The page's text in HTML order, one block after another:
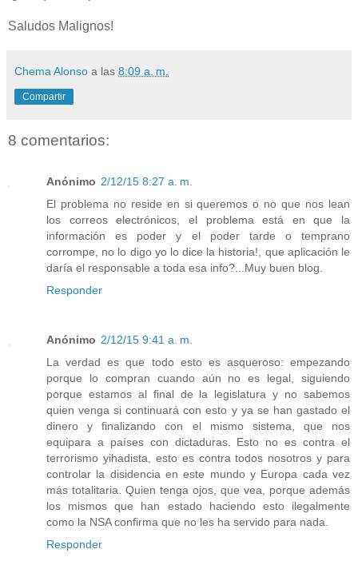
Saludos Malignos!
Chema Alonso a las 8:09 a. m.
Compartir
8 comentarios:
Anónimo 2/12/15 8:27 a. m.
El problema no reside en si queremos o no que nos lean
los correos electrónicos, el problema está en que la
información es poder y el poder tarde o temprano
corrompe, no lo digo yo lo dice la historia!, que aplicación le
daría el responsable a toda esa info?...Muy buen blog.
Responder
Anónimo 2/12/15 9:41 a. m.
La verdad es que todo esto es asqueroso: empezando
porque lo compran cuando aún no es legal, siguiendo
porque estamos al final de la legislatura y no sabemos
quien venga si continuará con esto y ya se han gastado el
dinero y finalizando con el mismo sistema, que nos
equipara a países con dictaduras. Esto no es contra el
terrorismo yihadista, esto es contra todos nosotros y para
controlar la disidencia en este mundo y Europa cada vez
más totalitaria. Quien tenga ojos, que vea, porque además
los mismos que han estado haciendo esto ilegalmente
como la NSA confirma que no les ha servido para nada.
Responder